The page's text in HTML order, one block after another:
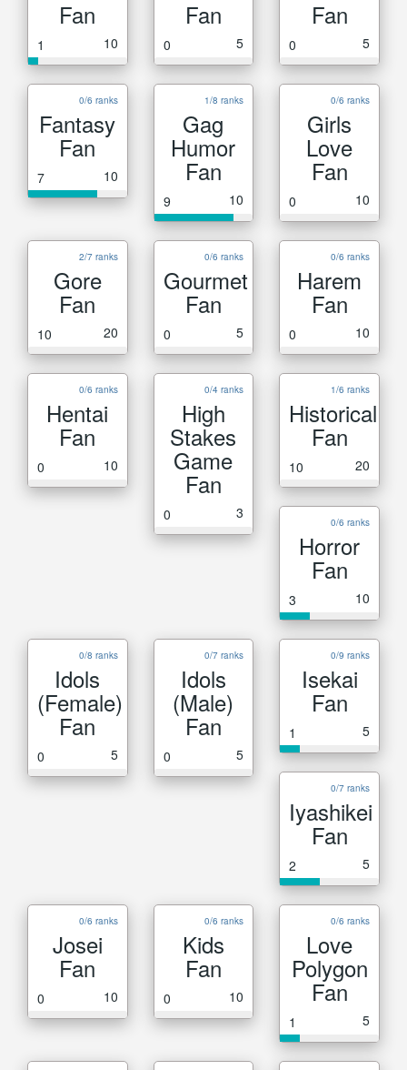
Fan
1 10
Fan
0 5
Fan
0 5
0/6 ranks
Fantasy
Fan
7 10
1/8 ranks
Gag
Humor
Fan
9 10
0/6 ranks
Girls
Love
Fan
0 10
2/7 ranks
Gore
Fan
10 20
0/6 ranks
Gourmet
Fan
0 5
0/6 ranks
Harem
Fan
0 10
0/6 ranks
Hentai
Fan
0 10
0/4 ranks
High
Stakes
Game
Fan
0 3
1/6 ranks
Historical
Fan
10 20
0/6 ranks
Horror
Fan
3 10
0/8 ranks
Idols
(Female)
Fan
0 5
0/7 ranks
Idols
(Male)
Fan
0 5
0/9 ranks
Isekai
Fan
1 5
0/7 ranks
Iyashikei
Fan
2 5
0/6 ranks
Josei
Fan
0 10
0/6 ranks
Kids
Fan
0 10
0/6 ranks
Love
Polygon
Fan
1 5